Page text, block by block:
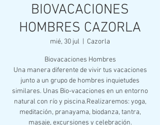
BIOVACACIONES
HOMBRES CAZORLA
mié, 30 jul Cazorla
Biovacaciones Hombres
Una manera diferente de vivir tus vacaciones
junto a un grupo de hombres inquietudes
similares. Unas Bio-vacaciones en un entorno
natural con río y piscina.Realizaremos: yoga,
meditación, pranayama, biodanza, tantra,
masaje, excursiones y celebración.